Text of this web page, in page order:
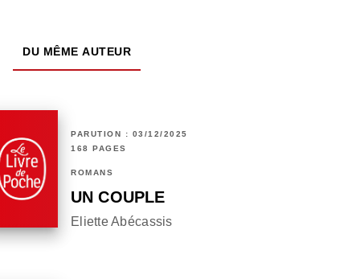
DU MÊME AUTEUR
PARUTION : 03/12/2025
168 PAGES
ROMANS
UN COUPLE
Eliette Abécassis